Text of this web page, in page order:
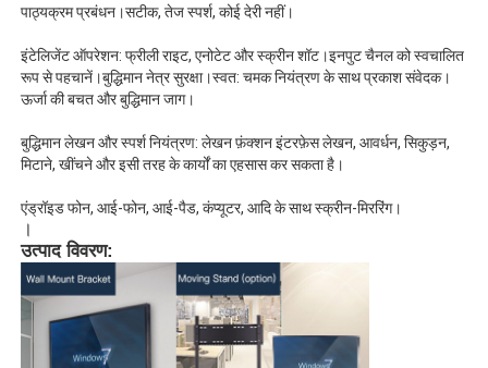
फैक्टरी यात्रा
गुणवत्ता नियंत्रण
हमसे संपर्क करें
एक बोली का अनुरोध
इंटरएक्टिव डिजिटल ब्लैकबोर्ड
शिक्षा इंटरएक्टिव व्हाइटबोर्ड
पाठ्यक्रम प्रबंधन।सटीक, तेज स्पर्श, कोई देरी नहीं।
इंटेलिजेंट ऑपरेशन: फ्रीली राइट, एनोटेट और स्क्रीन शॉट।इनपुट चैनल को स्वचालित
रूप से पहचानें।बुद्धिमान नेत्र सुरक्षा।स्वत: चमक नियंत्रण के साथ प्रकाश संवेदक।
ऊर्जा की बचत और बुद्धिमान जाग।
बुद्धिमान लेखन और स्पर्श नियंत्रण: लेखन फ़ंक्शन इंटरफ़ेस लेखन, आवर्धन, सिकुड़न,
मिटाने, खींचने और इसी तरह के कार्यों का एहसास कर सकता है।
एंड्रॉइड फोन, आई-फोन, आई-पैड, कंप्यूटर, आदि के साथ स्क्रीन-मिररिंग।
।
उत्पाद विवरण: